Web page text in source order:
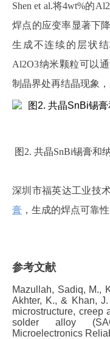
Shen et al.将4wt%的
焊点的应变率显著下降
生成不连续的层状
Al2O3纳米颗粒可以
制晶界处再结晶现象
图 2. 共晶SnBi锡膏和
深圳市福英达工业技
膏 ，生成的焊点可靠
参考文献
Mazullah, Sadiq, M.,
Akhter, K., & Khan, J.
microstructure, creep
solder alloy
Microelectronics